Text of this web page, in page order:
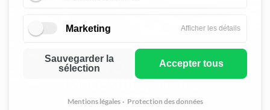
Marketing Afficher les détailspour
Sauvegarder la
sélection
Accepter tous
Mentions légales Protection des données
RIEN N'EST
IMPOSSIBLE, Mertes-
Energie LE REND